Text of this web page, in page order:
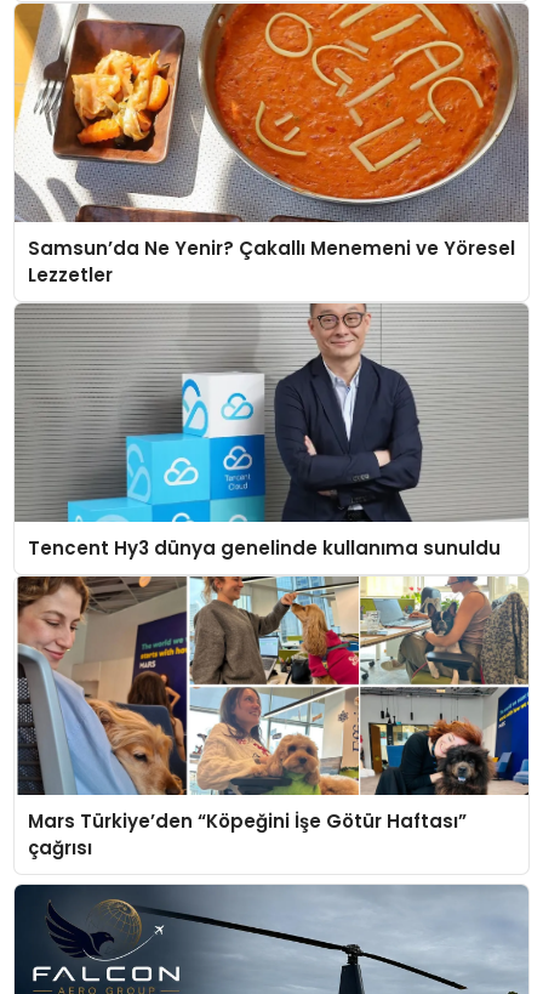
Samsun’da Ne Yenir? Çakallı Menemeni ve Yöresel
Lezzetler
Tencent Hy3 dünya genelinde kullanıma sunuldu
Mars Türkiye’den “Köpeğini İşe Götür Haftası”
çağrısı